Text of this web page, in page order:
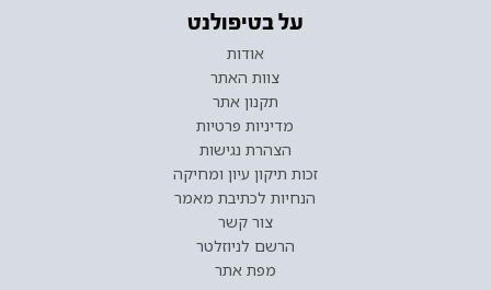
על בטיפולנט
אודות
צוות האתר
תקנון אתר
מדיניות פרטיות
הצהרת נגישות
זכות תיקון עיון ומחיקה
הנחיות לכתיבת מאמר
צור קשר
הרשם לניוזלטר
מפת אתר